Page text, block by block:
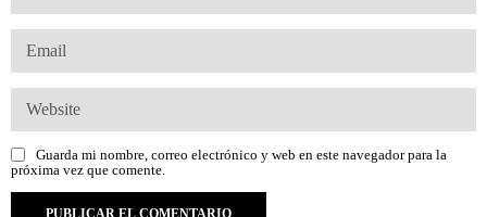
Guarda mi nombre, correo electrónico y web en este navegador para la
próxima vez que comente.